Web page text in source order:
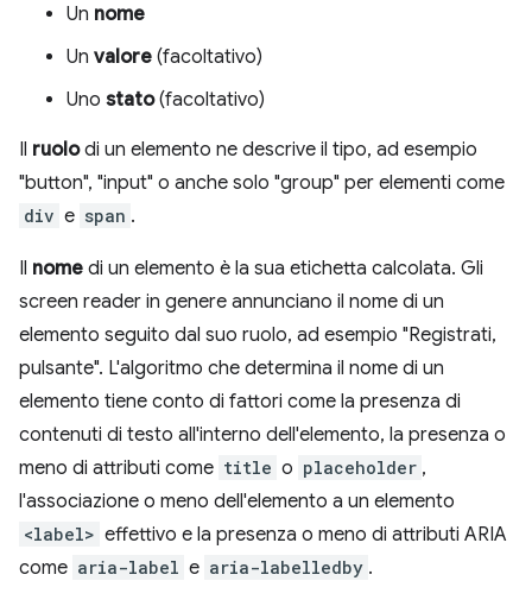
Un nome
Un valore (facoltativo)
Uno stato(facoltativo)
Il ruolodi un elemento ne descrive il tipo, ad esempio
"button", "input" o anche solo "group" per elementi come
div e span .
Il nome di un elemento è la sua etichetta calcolata. Gli
screen reader in genere annunciano il nome di un
elemento seguito dal suo ruolo, ad esempio "Registrati,
pulsante". L'algoritmo che determina il nome di un
elemento tiene conto di fattori come la presenza di
contenuti di testo all'interno dell'elemento, la presenza o
meno di attributi come title o placeholder ,
l'associazione o meno dell'elemento a un elemento
<label> effettivo e la presenza o meno di attributi ARIA
come aria-label e aria-labelledby .